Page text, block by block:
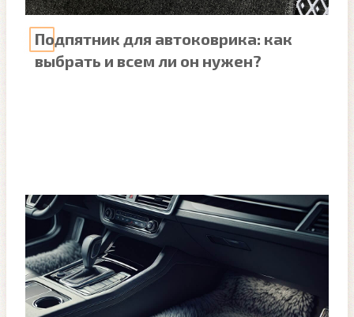
Подпятник для автоковрика: как
выбрать и всем ли он нужен?